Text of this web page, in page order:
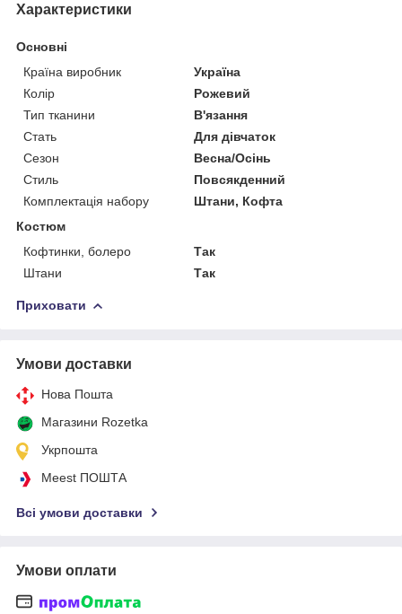
Характеристики
Основні
Країна виробник
Україна
Колір
Рожевий
Тип тканини
В'язання
Стать
Для дівчаток
Сезон
Весна/Осінь
Стиль
Повсякденний
Комплектація набору
Штани, Кофта
Костюм
Кофтинки, болеро
Так
Штани
Так
Приховати
Умови доставки
Нова Пошта
Магазини Rozetka
Укрпошта
Meest ПОШТА
Всі умови доставки
Умови оплати